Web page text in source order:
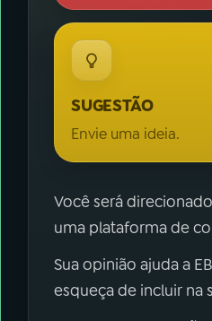
SUGESTÃO
Envie uma ideia.
Você será
uma plataforma de
Sua opinião ajuda a
esqueça de incluir na